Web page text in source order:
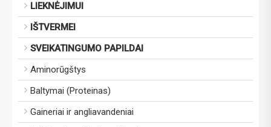
LIEKNĖJIMUI
IŠTVERMEI
SVEIKATINGUMO PAPILDAI
Aminorūgštys
Baltymai (Proteinas)
Gaineriai ir angliavandeniai